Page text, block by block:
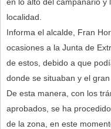
localidad.
Informa el alcalde, Fran
ocasiones a la Junta de
de estos, debido a que
donde se situaban y el
De esta manera, con los
aprobados, se ha
de la zona, en este